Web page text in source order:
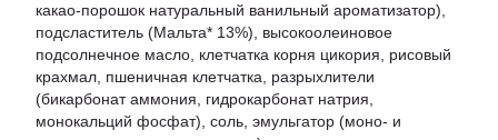
какао-порошок натуральный ванильный ароматизатор),
подсластитель (Мальта* 13%), высокоолеиновое
подсолнечное масло, клетчатка корня цикория, рисовый
крахмал, пшеничная клетчатка, разрыхлители
(бикарбонат аммония, гидрокарбонат натрия,
монокальций фосфат), соль, эмульгатор (моно- и